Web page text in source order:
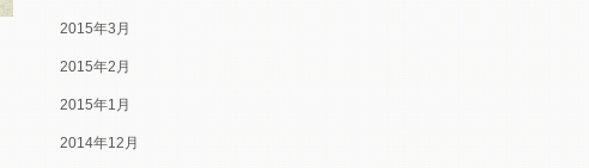
2015年3月
2015年2月
2015年1月
2014年12月